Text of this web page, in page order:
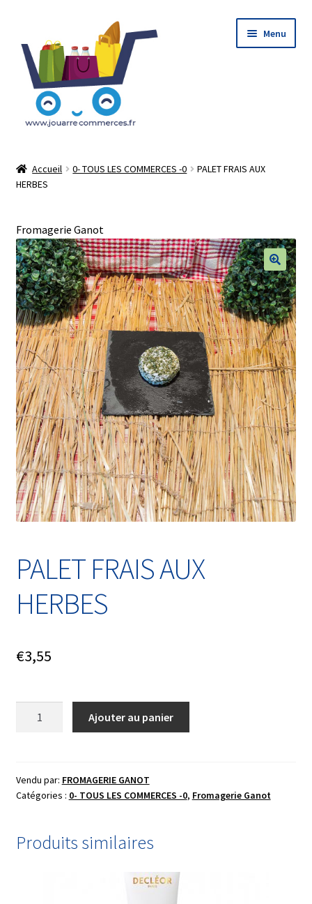
navigation
au
contenu
Menu
Le Concept : Click and Collect
Mon Compte
Mon Panier
Tableau de bord Du vendeur
Validation de commande
Accueil 0- TOUS LES COMMERCES -0
PALET FRAIS AUX
HERBES
Fromagerie Ganot
🔍
PALET FRAIS AUX
HERBES
€3,55
AUX
HERBES
Ajouter au panier
Vendu par: FROMAGERIE GANOT
Catégories : 0- TOUS LES COMMERCES -0, Fromagerie Ganot
Produits similaires